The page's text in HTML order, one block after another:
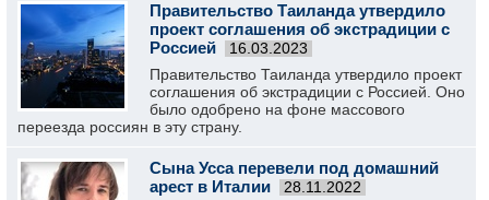
Правительство Таиланда утвердило
проект соглашения об экстрадиции с
Россией
16.03.2023
Правительство Таиланда утвердило проект
соглашения об экстрадиции с Россией. Оно
было одобрено на фоне массового
переезда россиян в эту страну.
Сына Усса перевели под домашний
арест в Италии
28.11.2022